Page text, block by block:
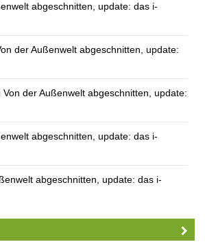
abgeschnitten, update: das i-
der Außenwelt abgeschnitten, update:
Von der Außenwelt abgeschnitten, update:
abgeschnitten, update: das i-
abgeschnitten, update: das i-